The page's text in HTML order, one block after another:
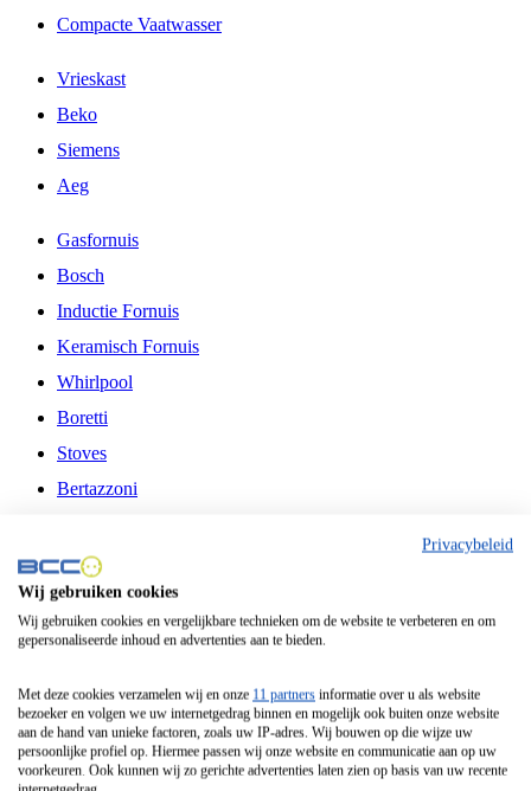
Compacte Vaatwasser
Vrieskast
Beko
Siemens
Aeg
Gasfornuis
Bosch
Inductie Fornuis
Keramisch Fornuis
Whirlpool
Boretti
Stoves
Bertazzoni
Fitelli
Airfryer
Frituurpan
Contactgrill
Broodbakmachine
Broodrooster
Privacybeleid
Wij gebruiken cookies
Wij gebruiken cookies en vergelijkbare technieken om de website te verbeteren en om
gepersonaliseerde inhoud en advertenties aan te bieden.
Met deze cookies verzamelen wij en onze 11 partners informatie over u als website
bezoeker en volgen we uw internetgedrag binnen en mogelijk ook buiten onze website
aan de hand van unieke factoren, zoals uw IP-adres. Wij bouwen op die wijze uw
persoonlijke profiel op. Hiermee passen wij onze website en communicatie aan op uw
voorkeuren. Ook kunnen wij zo gerichte advertenties laten zien op basis van uw recente